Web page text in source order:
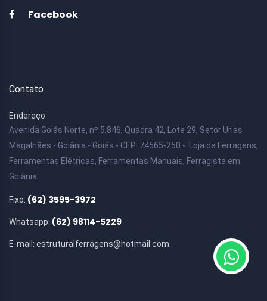
Facebook
Contato
Endereço:
Avenida Goiás Norte, nº 5.846, Quadra 42, Lote 29, Setor Urias
Magalhães - Goiânia - Goiás - CEP: 74565-250 - Loja de Ferragens,
Ferramentas Elétricas, Ferramentas Manuais, Ferragista em
Goiânia.
Fixo: (62) 3595-3972
Whatsapp: (62) 98114-5229
E-mail: estruturalferragens@hotmail.com